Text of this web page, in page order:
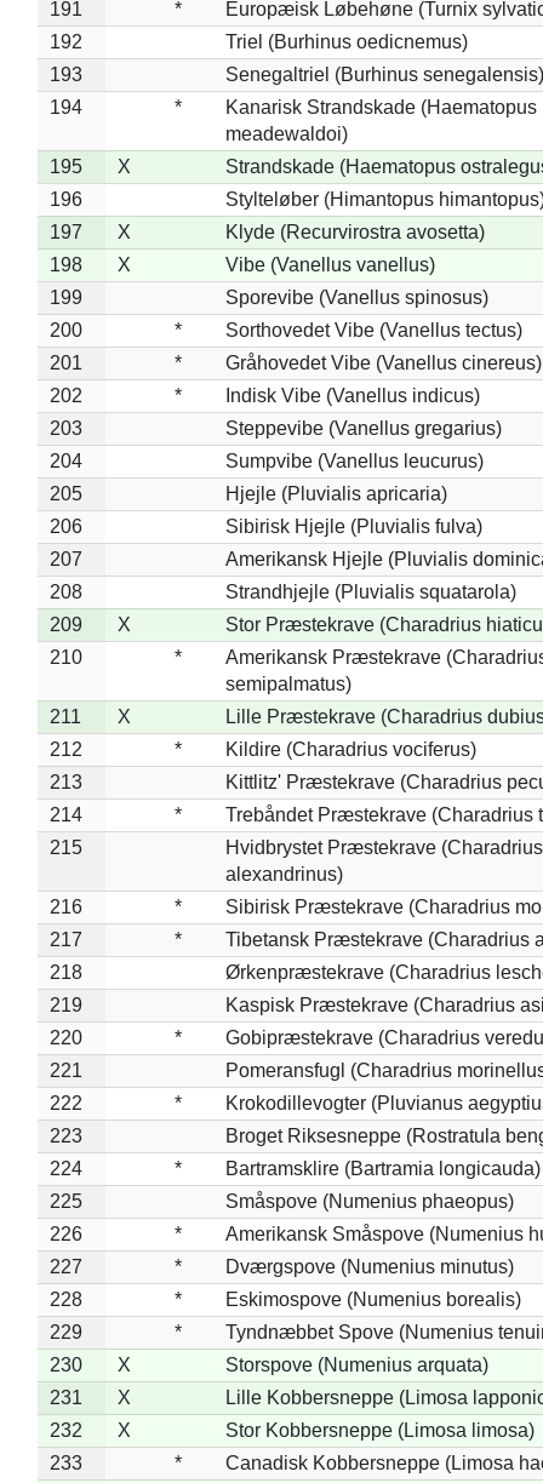
191
*
Europæisk Løbehøne (Turnix
192
Triel (Burhinus oedicnemus)
193
Senegaltriel (Burhinus senegalensis)
194
*
Kanarisk Strandskade (Haematopus
meadewaldoi)
195
X
Strandskade (Haematopus
196
Stylteløber (Himantopus
197
X
Klyde (Recurvirostra avosetta)
198
X
Vibe (Vanellus vanellus)
199
Sporevibe (Vanellus spinosus)
200
*
Sorthovedet Vibe (Vanellus tectus)
201
*
Gråhovedet Vibe (Vanellus cinereus)
202
*
Indisk Vibe (Vanellus indicus)
203
Steppevibe (Vanellus gregarius)
204
Sumpvibe (Vanellus leucurus)
205
Hjejle (Pluvialis apricaria)
206
Sibirisk Hjejle (Pluvialis fulva)
207
Amerikansk Hjejle (Pluvialis
208
Strandhjejle (Pluvialis squatarola)
209
X
Stor Præstekrave (Charadrius
210
*
Amerikansk Præstekrave
semipalmatus)
211
X
Lille Præstekrave (Charadrius
212
*
Kildire (Charadrius vociferus)
213
Kittlitz' Præstekrave (Charadrius
214
*
Trebåndet Præstekrave (Charadrius
215
Hvidbrystet Præstekrave (Charadrius
alexandrinus)
216
*
Sibirisk Præstekrave (Charadrius
217
*
Tibetansk Præstekrave (Charadrius
218
Ørkenpræstekrave (Charadrius
219
Kaspisk Præstekrave (Charadrius
220
*
Gobipræstekrave (Charadrius
221
Pomeransfugl (Charadrius
222
*
Krokodillevogter (Pluvianus
223
Broget Riksesneppe (Rostratula
224
*
Bartramsklire (Bartramia longicauda)
225
Småspove (Numenius phaeopus)
226
*
Amerikansk Småspove (Numenius
227
*
Dværgspove (Numenius minutus)
228
*
Eskimospove (Numenius borealis)
229
*
Tyndnæbbet Spove (Numenius
230
X
Storspove (Numenius arquata)
231
X
Lille Kobbersneppe (Limosa
232
X
Stor Kobbersneppe (Limosa limosa)
233
* Canadisk Kobbersneppe (Limosa